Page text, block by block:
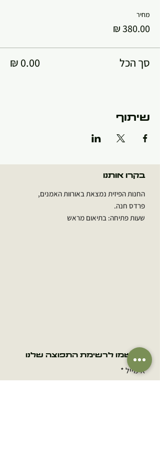
מחיר
סך הכל
שיתוף
בקרו אותנו
החנות הפיזית נמצאת באורוות האמנים,
פרדס חנה.
שעות פתיחה: בתיאום מראש
הירשמו לרשימת התפוצה שלנו
אימייל